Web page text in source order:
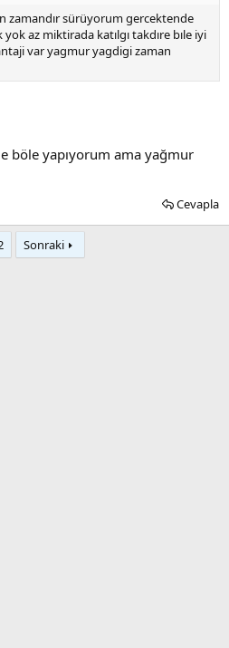
zamandır sürüyorum gercektende
az miktirada katılgı takdıre bıle iyi
var yagmur yagdigi zaman
böle yapıyorum ama yağmur
Cevapla
Sonraki